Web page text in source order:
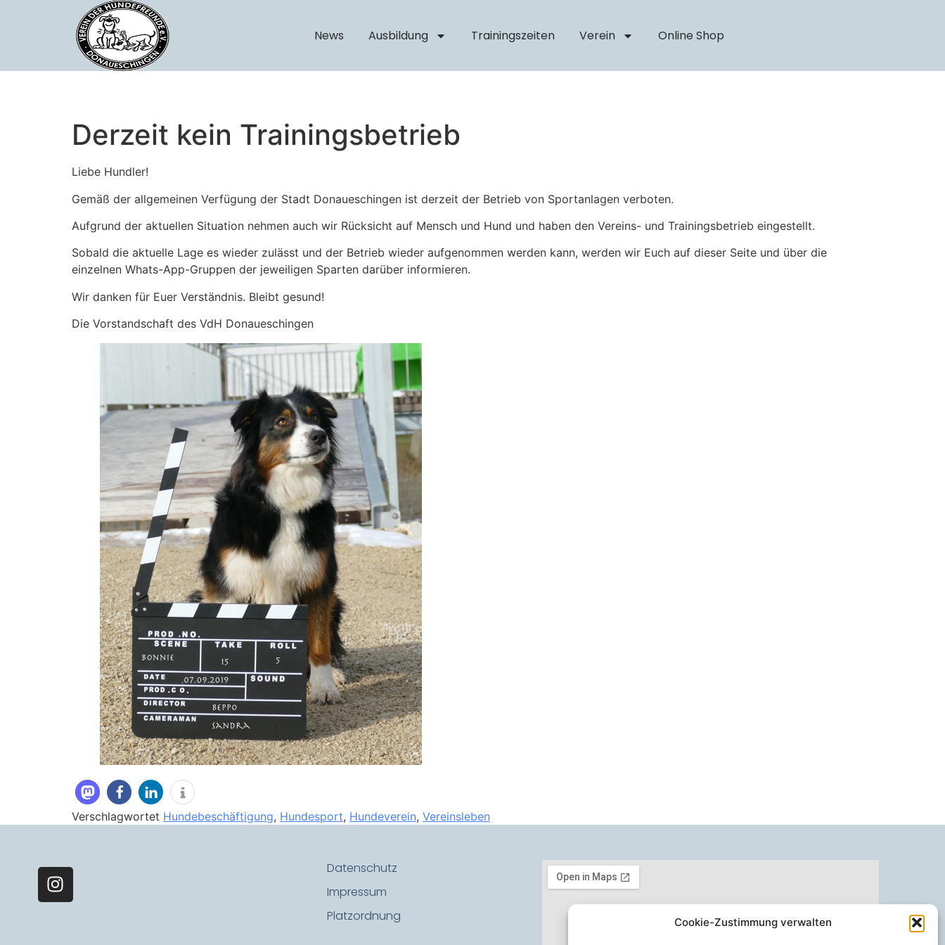
Cookie-Zustimmung verwalten
News Ausbildung Trainingszeiten Verein Online Shop
Derzeit kein Trainingsbetrieb
Liebe Hundler!
Gemäß der allgemeinen Verfügung der Stadt Donaueschingen ist derzeit der Betrieb von Sportanlagen verboten.
Aufgrund der aktuellen Situation nehmen auch wir Rücksicht auf Mensch und Hund und haben den Vereins- und Trainingsbetrieb eingestellt.
Sobald die aktuelle Lage es wieder zulässt und der Betrieb wieder aufgenommen werden kann, werden wir Euch auf dieser Seite und über die
einzelnen Whats-App-Gruppen der jeweiligen Sparten darüber informieren.
Wir danken für Euer Verständnis. Bleibt gesund!
Die Vorstandschaft des VdH Donaueschingen
Verschlagwortet Hundebeschäftigung, Hundesport, Hundeverein, Vereinsleben
Datenschutz
Impressum
Platzordnung